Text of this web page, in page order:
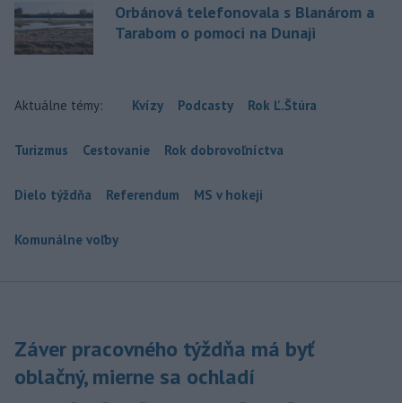
Orbánová telefonovala s Blanárom a
Tarabom o pomoci na Dunaji
Aktuálne témy: Kvízy Podcasty Rok Ľ.Štúra
Turizmus Cestovanie Rok dobrovoľníctva
Dielo týždňa Referendum MS v hokeji
Komunálne voľby
Záver pracovného týždňa má byť
oblačný, mierne sa ochladí